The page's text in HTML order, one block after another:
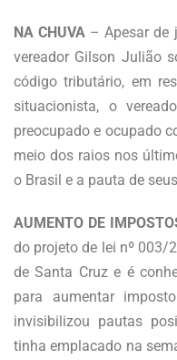
NA CHUVA – Apesar de
vereador Gilson Julião
código tributário, em
situacionista, o
preocupado e ocupado
meio dos raios nos
o Brasil e a pauta de
AUMENTO DE
do projeto de lei nº 003/
de Santa Cruz e é
para aumentar
invisibilizou pautas
tinha emplacado na